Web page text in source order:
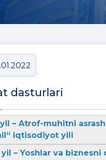
dasturlari
– Atrof-muhitni
iqtisodiyot yili
– Yoshlar va biznesni